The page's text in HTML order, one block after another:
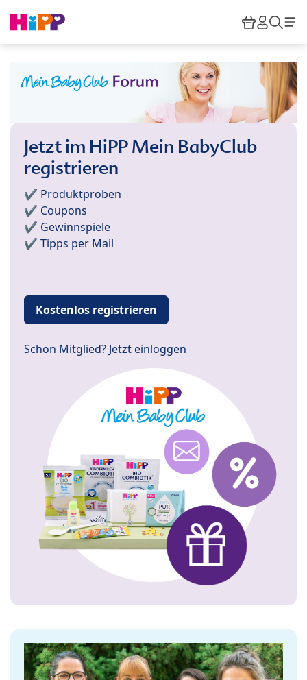
HiPP
Jetzt im HiPP Mein BabyClub
registrieren
✔️ Produktproben
✔️ Coupons
✔️ Gewinnspiele
✔️ Tipps per Mail
Kostenlos registrieren
Schon Mitglied? Jetzt einloggen